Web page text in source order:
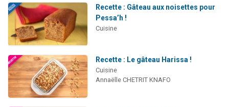
Recette : Gâteau aux noisettes pour
Pessa’h !
Cuisine
Recette : Le gâteau Harissa !
Cuisine
Annaëlle CHETRIT KNAFO